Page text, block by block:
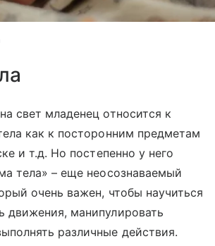
свет младенец относится к
как к посторонним предметам
и т.д. Но постепенно у него
тела» – еще неосознаваемый
очень важен, чтобы научиться
движения, манипулировать
различные действия.